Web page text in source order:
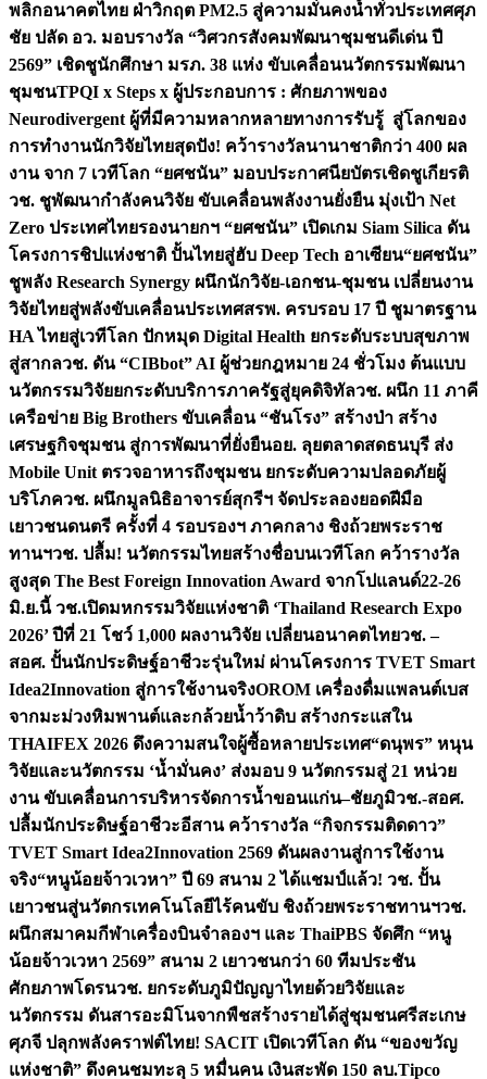
พลิกอนาคตไทย ฝ่าวิกฤต PM2.5 สู่ความมั่นคงน้ำทั่วประเทศศุภ
ชัย ปลัด อว. มอบรางวัล “วิศวกรสังคมพัฒนาชุมชนดีเด่น ปี
2569” เชิดชูนักศึกษา มรภ. 38 แห่ง ขับเคลื่อนนวัตกรรมพัฒนา
ชุมชนTPQI x Steps x ผู้ประกอบการ : ศักยภาพของ
Neurodivergent ผู้ที่มีความหลากหลายทางการรับรู้ สู่โลกของ
การทำงานนักวิจัยไทยสุดปัง! คว้ารางวัลนานาชาติกว่า 400 ผล
งาน จาก 7 เวทีโลก “ยศชนัน” มอบประกาศนียบัตรเชิดชูเกียรติ
วช. ชูพัฒนากำลังคนวิจัย ขับเคลื่อนพลังงานยั่งยืน มุ่งเป้า Net
Zero ประเทศไทยรองนายกฯ “ยศชนัน” เปิดเกม Siam Silica ดัน
โครงการชิปแห่งชาติ ปั้นไทยสู่ฮับ Deep Tech อาเซียน“ยศชนัน”
ชูพลัง Research Synergy ผนึกนักวิจัย-เอกชน-ชุมชน เปลี่ยนงาน
วิจัยไทยสู่พลังขับเคลื่อนประเทศสรพ. ครบรอบ 17 ปี ชูมาตรฐาน
HA ไทยสู่เวทีโลก ปักหมุด Digital Health ยกระดับระบบสุขภาพ
สู่สากลวช. ดัน “CIBbot” AI ผู้ช่วยกฎหมาย 24 ชั่วโมง ต้นแบบ
นวัตกรรมวิจัยยกระดับบริการภาครัฐสู่ยุคดิจิทัลวช. ผนึก 11 ภาคี
เครือข่าย Big Brothers ขับเคลื่อน “ชันโรง” สร้างป่า สร้าง
เศรษฐกิจชุมชน สู่การพัฒนาที่ยั่งยืนอย. ลุยตลาดสดธนบุรี ส่ง
Mobile Unit ตรวจอาหารถึงชุมชน ยกระดับความปลอดภัยผู้
บริโภควช. ผนึกมูลนิธิอาจารย์สุกรีฯ จัดประลองยอดฝีมือ
เยาวชนดนตรี ครั้งที่ 4 รอบรองฯ ภาคกลาง ชิงถ้วยพระราช
ทานฯวช. ปลื้ม! นวัตกรรมไทยสร้างชื่อบนเวทีโลก คว้ารางวัล
สูงสุด The Best Foreign Innovation Award จากโปแลนด์22-26
มิ.ย.นี้ วช.เปิดมหกรรมวิจัยแห่งชาติ ‘Thailand Research Expo
2026’ ปีที่ 21 โชว์ 1,000 ผลงานวิจัย เปลี่ยนอนาคตไทยวช. –
สอศ. ปั้นนักประดิษฐ์อาชีวะรุ่นใหม่ ผ่านโครงการ TVET Smart
Idea2Innovation สู่การใช้งานจริงOROM เครื่องดื่มแพลนต์เบส
จากมะม่วงหิมพานต์และกล้วยน้ำว้าดิบ สร้างกระแสใน
THAIFEX 2026 ดึงความสนใจผู้ซื้อหลายประเทศ“ดนุพร” หนุน
วิจัยและนวัตกรรม ‘น้ำมั่นคง’ ส่งมอบ 9 นวัตกรรมสู่ 21 หน่วย
งาน ขับเคลื่อนการบริหารจัดการน้ำขอนแก่น–ชัยภูมิวช.-สอศ.
ปลื้มนักประดิษฐ์อาชีวะอีสาน คว้ารางวัล “กิจกรรมติดดาว”
TVET Smart Idea2Innovation 2569 ดันผลงานสู่การใช้งาน
จริง“หนูน้อยจ้าวเวหา” ปี 69 สนาม 2 ได้แชมป์แล้ว! วช. ปั้น
เยาวชนสู่นวัตกรเทคโนโลยีไร้คนขับ ชิงถ้วยพระราชทานฯวช.
ผนึกสมาคมกีฬาเครื่องบินจำลองฯ และ ThaiPBS จัดศึก “หนู
น้อยจ้าวเวหา 2569” สนาม 2 เยาวชนกว่า 60 ทีมประชัน
ศักยภาพโดรนวช. ยกระดับภูมิปัญญาไทยด้วยวิจัยและ
นวัตกรรม ดันสารอะมิโนจากพืชสร้างรายได้สู่ชุมชนศรีสะเกษ
ศุภจี ปลุกพลังคราฟต์ไทย! SACIT เปิดเวทีโลก ดัน “ของขวัญ
แห่งชาติ” ดึงคนชมทะลุ 5 หมื่นคน เงินสะพัด 150 ลบ.Tipco